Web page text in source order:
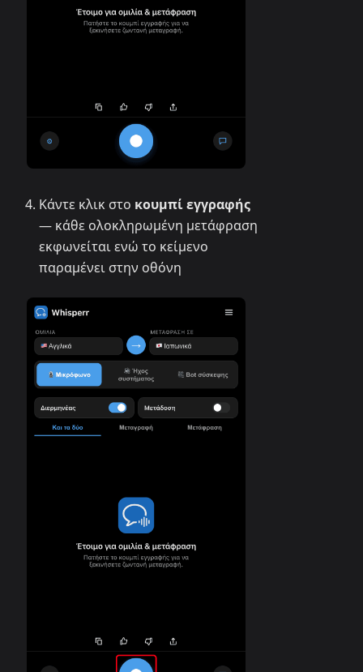
Κάντε κλικ στο κουμπί εγγραφής
— κάθε ολοκληρωμένη μετάφραση
εκφωνείται ενώ το κείμενο
παραμένει στην οθόνη